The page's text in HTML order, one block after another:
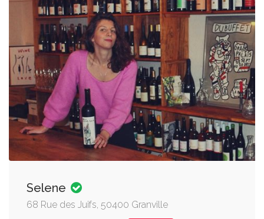
Selene
68 Rue des Juifs, 50400 Granville